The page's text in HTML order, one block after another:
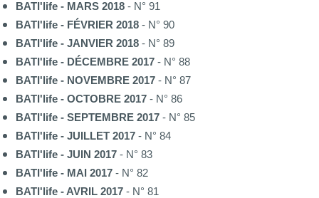
BATI'life - MARS 2018 - N° 91
BATI'life - FÉVRIER 2018 - N° 90
BATI'life - JANVIER 2018 - N° 89
BATI'life - DÉCEMBRE 2017 - N° 88
BATI'life - NOVEMBRE 2017 - N° 87
BATI'life - OCTOBRE 2017 - N° 86
BATI'life - SEPTEMBRE 2017 - N° 85
BATI'life - JUILLET 2017 - N° 84
BATI'life - JUIN 2017 - N° 83
BATI'life - MAI 2017 - N° 82
BATI'life - AVRIL 2017 - N° 81